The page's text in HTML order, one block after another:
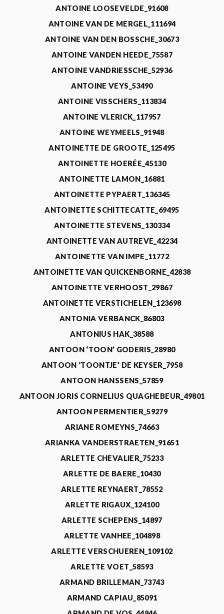
ANTOINE LOOSEVELDE_91608
ANTOINE VAN DE MERGEL_111694
ANTOINE VAN DEN BOSSCHE_30673
ANTOINE VANDEN HEEDE_75587
ANTOINE VANDRIESSCHE_52936
ANTOINE VEYS_53490
ANTOINE VISSCHERS_113834
ANTOINE VLERICK_117957
ANTOINE WEYMEELS_91948
ANTOINETTE DE GROOTE_125495
ANTOINETTE HOERÉE_45130
ANTOINETTE LAMON_16881
ANTOINETTE PYPAERT_136345
ANTOINETTE SCHITTECATTE_69495
ANTOINETTE STEVENS_130334
ANTOINETTE VAN AUTREVE_42234
ANTOINETTE VAN IMPE_11772
ANTOINETTE VAN QUICKENBORNE_42838
ANTOINETTE VERHOOST_29867
ANTOINETTE VERSTICHELEN_123698
ANTONIA VERBANCK_86803
ANTONIUS HAK_38588
ANTOON ‘TOON’ GODERIS_28980
ANTOON ‘TOONTJE’ DE KEYSER_7958
ANTOON HANSSENS_57859
ANTOON JORIS CORNELIUS QUAGHEBEUR_49801
ANTOON PERMENTIER_59279
ARIANE ROMEYNS_74663
ARIANKA VANDERSTRAETEN_91651
ARLETTE CHEVALIER_75233
ARLETTE DE BAERE_10430
ARLETTE REYNAERT_78552
ARLETTE RIGAUX_124100
ARLETTE SCHEPENS_14897
ARLETTE VANHEE_104898
ARLETTE VERSCHUEREN_109102
ARLETTE VOET_58593
ARMAND BRILLEMAN_73743
ARMAND CAPIAU_85091